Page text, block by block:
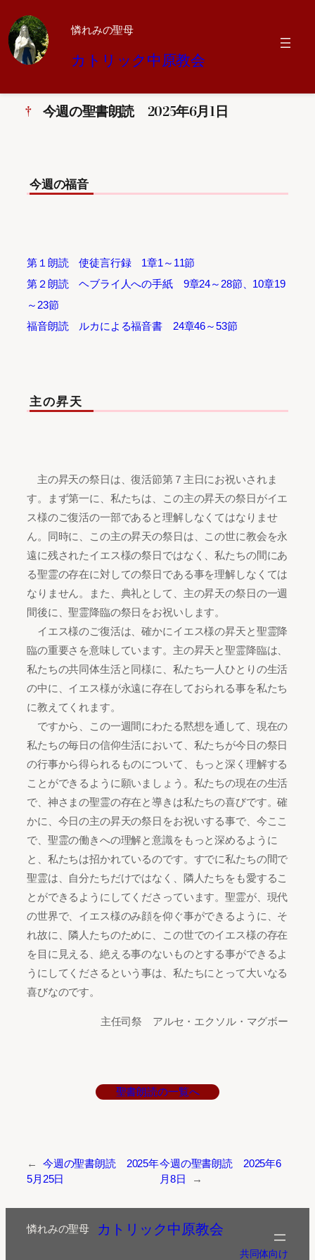
内
容
憐れみの聖母
カトリック中原教会
今週の聖書朗読 2025年6月1日
今週の福音
第１朗読 使徒言行録 1章1～11節
第２朗読 ヘブライ人への手紙 9章24～28節、10章19
～23節
福音朗読 ルカによる福音書 24章46～53節
主の昇天
主の昇天の祭日は、復活節第７主日にお祝いされま
す。まず第一に、私たちは、この主の昇天の祭日がイエ
ス様のご復活の一部であると理解しなくてはなりませ
ん。同時に、この主の昇天の祭日は、この世に教会を永
遠に残されたイエス様の祭日ではなく、私たちの間にあ
る聖霊の存在に対しての祭日である事を理解しなくては
なりません。また、典礼として、主の昇天の祭日の一週
間後に、聖霊降臨の祭日をお祝いします。
イエス様のご復活は、確かにイエス様の昇天と聖霊降
臨の重要さを意味しています。主の昇天と聖霊降臨は、
私たちの共同体生活と同様に、私たち一人ひとりの生活
の中に、イエス様が永遠に存在しておられる事を私たち
に教えてくれます。
ですから、この一週間にわたる黙想を通して、現在の
私たちの毎日の信仰生活において、私たちが今日の祭日
の行事から得られるものについて、もっと深く理解する
ことができるように願いましょう。私たちの現在の生活
で、神さまの聖霊の存在と導きは私たちの喜びです。確
かに、今日の主の昇天の祭日をお祝いする事で、今ここ
で、聖霊の働きへの理解と意識をもっと深めるように
と、私たちは招かれているのです。すでに私たちの間で
聖霊は、自分たちだけではなく、隣人たちをも愛するこ
とができるようにしてくださっています。聖霊が、現代
の世界で、イエス様のみ顔を仰ぐ事ができるように、そ
れ故に、隣人たちのために、この世でのイエス様の存在
を目に見える、絶える事のないものとする事ができるよ
うにしてくださるという事は、私たちにとって大いなる
喜びなのです。
主任司祭 アルセ・エクソル・マグボー
聖書朗読の一覧へ
←
今週の聖書朗読 2025年
5月25日
今週の聖書朗読 2025年6
月8日
→
憐れみの聖母 カトリック中原教会
共同体向け